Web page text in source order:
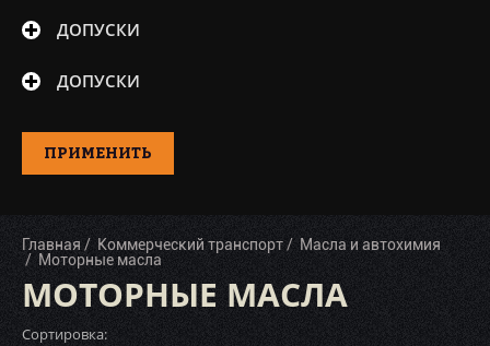
Волга-Ойл (1)
Лукойл (13)
ДОПУСКИ
ДОПУСКИ
ПРИМЕНИТЬ
Главная Коммерческий транспорт
Масла и автохимия
Моторные масла
МОТОРНЫЕ МАСЛА
Сортировка: